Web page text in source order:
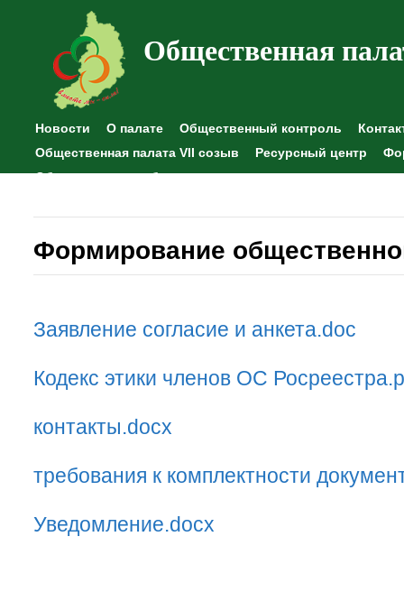
Общественная
Новости О палате Общественный контроль
Общественная палата VII созыв
Ресурсный центр
Общественные наблюдения
Формирование
Заявление согласие и анкета.doc
Кодекс этики членов ОС
контакты.docx
требования к комплектности
Уведомление.docx